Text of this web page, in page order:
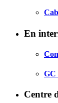
En
GC
Centre